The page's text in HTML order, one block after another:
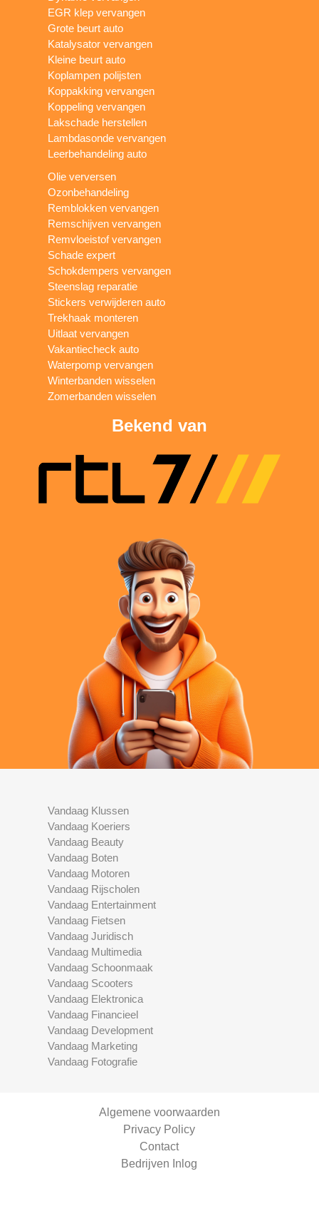
EGR klep vervangen
Grote beurt auto
Katalysator vervangen
Kleine beurt auto
Koplampen polijsten
Koppakking vervangen
Koppeling vervangen
Lakschade herstellen
Lambdasonde vervangen
Leerbehandeling auto
Olie verversen
Ozonbehandeling
Remblokken vervangen
Remschijven vervangen
Remvloeistof vervangen
Schade expert
Schokdempers vervangen
Steenslag reparatie
Stickers verwijderen auto
Trekhaak monteren
Uitlaat vervangen
Vakantiecheck auto
Waterpomp vervangen
Winterbanden wisselen
Zomerbanden wisselen
Bekend van
Vandaag Klussen
Vandaag Koeriers
Vandaag Beauty
Vandaag Boten
Vandaag Motoren
Vandaag Rijscholen
Vandaag Entertainment
Vandaag Fietsen
Vandaag Juridisch
Vandaag Multimedia
Vandaag Schoonmaak
Vandaag Scooters
Vandaag Elektronica
Vandaag Financieel
Vandaag Development
Vandaag Marketing
Vandaag Fotografie
Algemene voorwaarden
Privacy Policy
Contact
Bedrijven Inlog